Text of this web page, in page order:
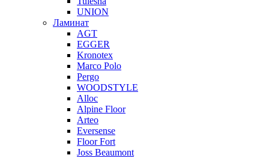
UNION
Ламинат
AGT
EGGER
Kronotex
Marco Polo
Pergo
WOODSTYLE
Alloc
Alpine Floor
Arteo
Eversense
Floor Fort
Joss Beaumont